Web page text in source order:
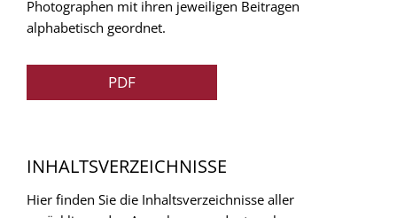
Photographen mit ihren jeweiligen Beitragen
alphabetisch geordnet.
PDF
INHALTSVERZEICHNISSE
Hier finden Sie die Inhaltsverzeichnisse aller